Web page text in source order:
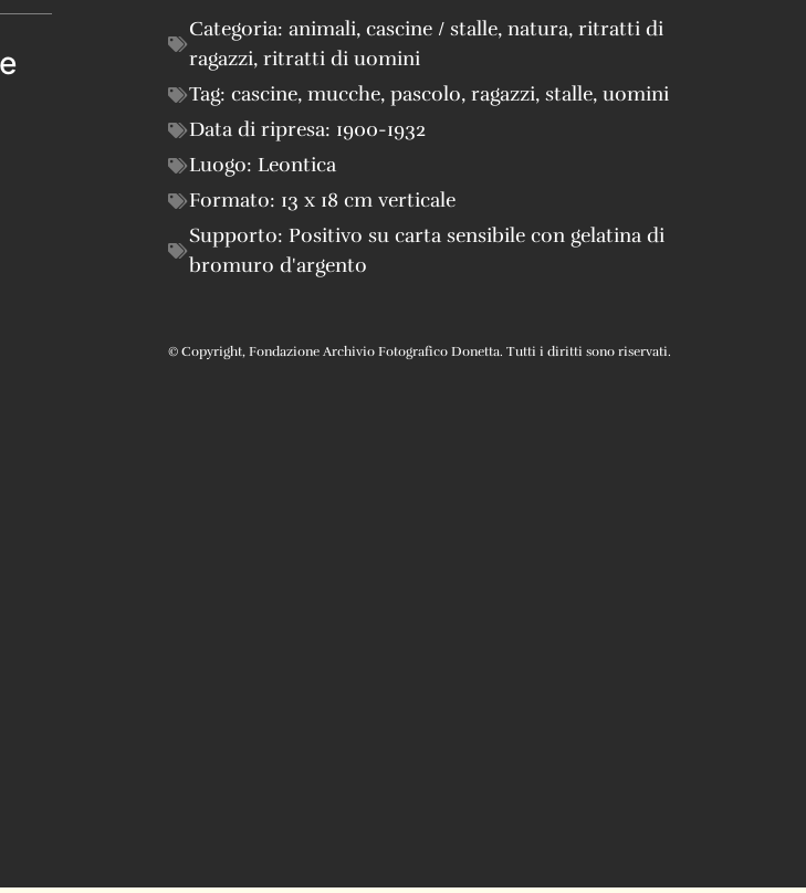
Categoria: animali, cascine / stalle, natura, ritratti di
ragazzi, ritratti di uomini
Tag: cascine, mucche, pascolo, ragazzi, stalle, uomini
Data di ripresa: 1900-1932
Luogo: Leontica
Formato: 13 x 18 cm verticale
Supporto: Positivo su carta sensibile con gelatina di
bromuro d'argento
© Copyright, Fondazione Archivio Fotografico Donetta. Tutti i diritti sono riservati.